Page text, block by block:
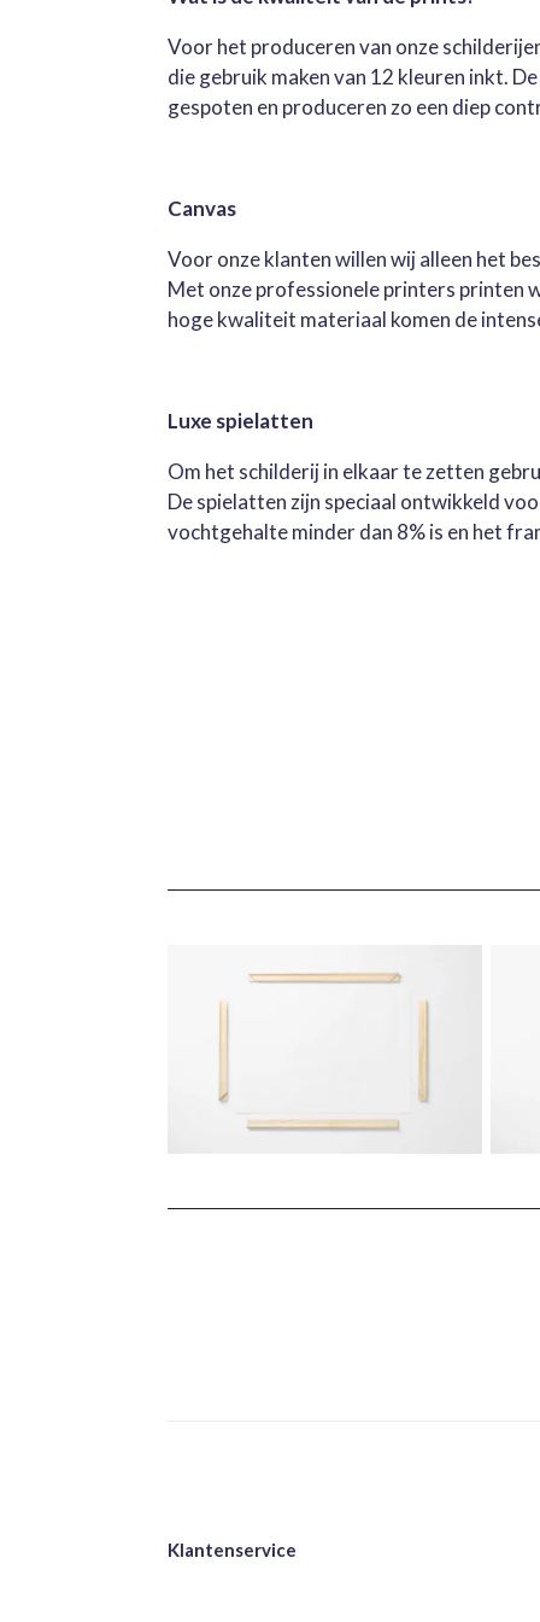
Voor het produceren van onze
die gebruik maken van 12 kleuren inkt.
gespoten en produceren zo een diep
Canvas
Voor onze klanten willen wij alleen het
Met onze professionele printers printen
hoge kwaliteit materiaal komen de
Luxe spielatten
Om het schilderij in elkaar te zetten
De spielatten zijn speciaal ontwikkeld
vochtgehalte minder dan 8% is en het
Klantenservice